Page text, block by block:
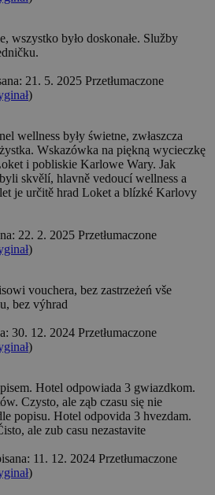
wszystko było doskonałe. Služby
21. 5. 2025 Przetłumaczone
)
wellness były świetne, zwłaszcza
Wskazówka na piękną wycieczkę
i pobliskie Karlowe Wary. Jak
skvělí, hlavně vedoucí wellness a
je určitě hrad Loket a blízké Karlovy
22. 2. 2025 Przetłumaczone
)
vouchera, bez zastrzeżeń vše
bez výhrad
30. 12. 2024 Przetłumaczone
)
Hotel odpowiada 3 gwiazdkom.
Czysto, ale ząb czasu się nie
popisu. Hotel odpovida 3 hvezdam.
ale zub casu nezastavite
11. 12. 2024 Przetłumaczone
)